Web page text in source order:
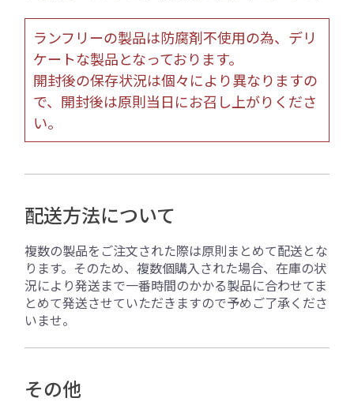
ランフリーの製品は防腐剤不使用の為、デリ
ケートな製品となっております。
開封後の保存状況は個々により異なりますの
で、開封後は原則当日にお召し上がりくださ
い。
配送方法について
複数の製品をご注文された際は原則まとめて配送とな
ります。そのため、複数個購入された場合、在庫の状
況により発送まで一番時間のかかる製品に合わせてま
とめて発送させていただきますので予めご了承くださ
いませ。
その他